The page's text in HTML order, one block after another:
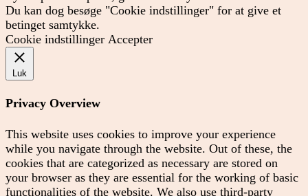
Du kan dog besøge "Cookie indstillinger" for at give et
betinget samtykke.
Cookie indstillinger Accepter
Luk
Privacy Overview
This website uses cookies to improve your experience
while you navigate through the website. Out of these, the
cookies that are categorized as necessary are stored on
your browser as they are essential for the working of basic
functionalities of the website. We also use third-party